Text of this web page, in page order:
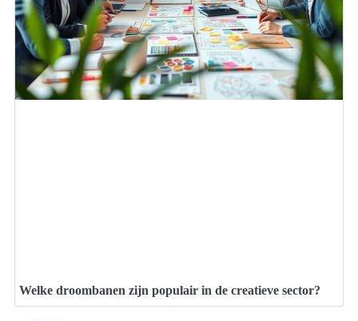
Welke droombanen zijn populair in de creatieve sector?